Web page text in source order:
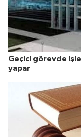
Geçici görevde
yapar